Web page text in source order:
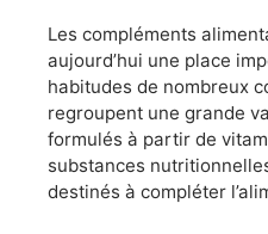
Les compléments
aujourd’hui une place
habitudes de nombreux
regroupent une grande
formulés à partir de
substances
destinés à compléter